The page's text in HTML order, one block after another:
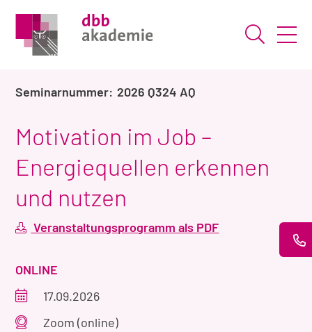
Suche
2026 Q324 AQ
Motivation im Job –
Energiequellen erkennen
und nutzen
Veranstaltungsprogramm als PDF
VERANSTALTUNGSART
ONLINE
Veranstaltungszeitraum
17.09.2026
Veranstaltungsort
Zoom (online)